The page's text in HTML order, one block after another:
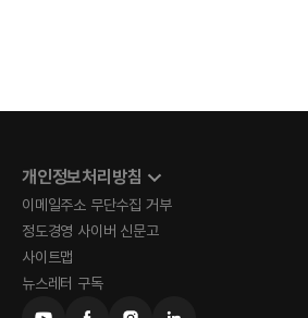
개인정보처리방침
이메일주소 무단수집 거부
정도경영 사이버 신문고
사이트맵
뉴스레터 구독